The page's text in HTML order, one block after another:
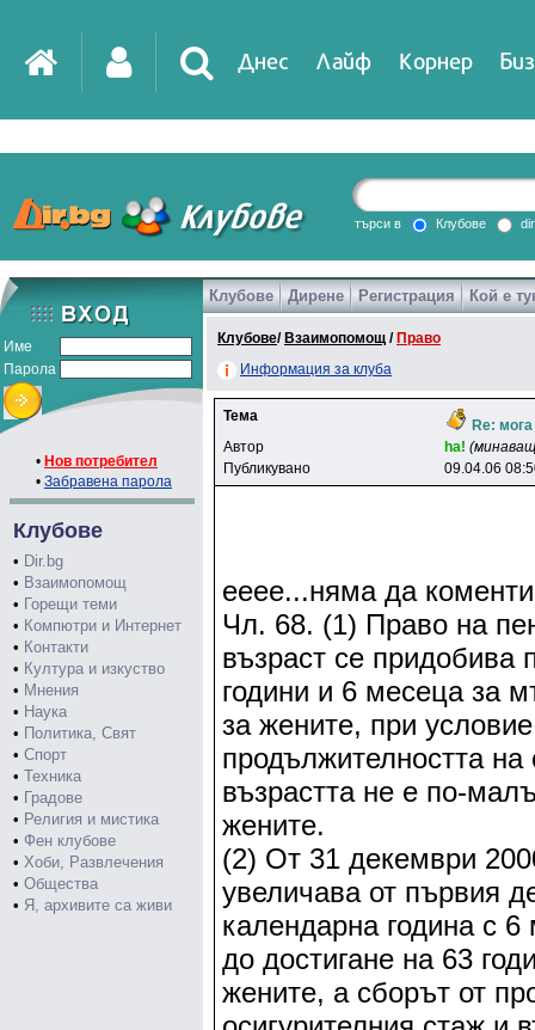
Днес Лайф Корнер
DirTV Impressio
Games
търси в Клубове
Име
Парола
• Нов потребител
• Забравена парола
Клубове
• Dir.bg
• Взаимопомощ
• Горещи теми
• Компютри и Интернет
• Контакти
• Култура и изкуство
• Мнения
• Наука
• Политика, Свят
• Спорт
• Техника
• Градове
• Религия и мистика
• Фен клубове
• Хоби, Развлечения
• Общества
• Я, архивите са живи
Клубове Дирене Регистрация Кой е
Клубове/ Взаимопомощ / Право
Информация за клуба
Тема
Re:
Автор
ha!
Публикувано
09.04.06
ееее...няма да
Чл. 68. (1) Право на
възраст се придобива
години и 6 месеца за
за жените, при
продължителността на
възрастта не е по-
жените.
(2) От 31 декември
увеличава от първия
календарна година с
до достигане на 63
жените, а сборът от